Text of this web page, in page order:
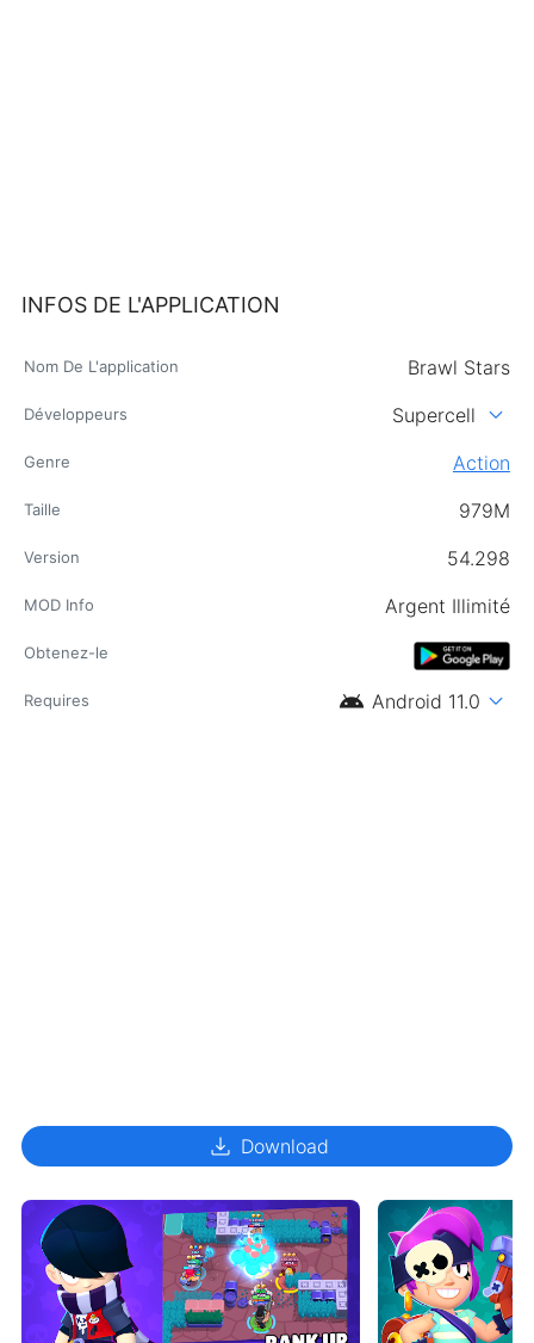
INFOS DE L'APPLICATION
Nom De L'application Brawl Stars
Développeurs Supercell expand_more
Genre Action
Taille 979M
Version 54.298
MOD Info Argent Illimité
Obtenez-le
Requires android Android 11.0 expand_more
download Download